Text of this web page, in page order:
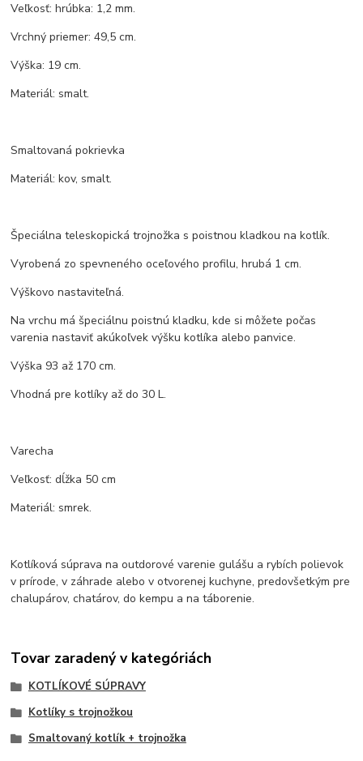
Veľkosť: hrúbka: 1,2 mm.
Vrchný priemer: 49,5 cm.
Výška: 19 cm.
Materiál: smalt.
Smaltovaná pokrievka
Materiál: kov, smalt.
Špeciálna teleskopická trojnožka s poistnou kladkou na kotlík.
Vyrobená zo spevneného oceľového profilu, hrubá 1 cm.
Výškovo nastaviteľná.
Na vrchu má špeciálnu poistnú kladku, kde si môžete počas
varenia nastaviť akúkoľvek výšku kotlíka alebo panvice.
Výška 93 až 170 cm.
Vhodná pre kotlíky až do 30 L.
Varecha
Veľkosť: dĺžka 50 cm
Materiál: smrek.
Kotlíková súprava na outdorové varenie gulášu a rybích polievok
v prírode, v záhrade alebo v otvorenej kuchyne, predovšetkým pre
chalupárov, chatárov, do kempu a na táborenie.
Tovar zaradený v kategóriách
KOTLÍKOVÉ SÚPRAVY
Kotlíky s trojnožkou
Smaltovaný kotlík + trojnožka